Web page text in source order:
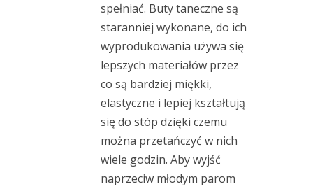
spełniać. Buty taneczne są
staranniej wykonane, do ich
wyprodukowania używa się
lepszych materiałów przez
co są bardziej miękki,
elastyczne i lepiej kształtują
się do stóp dzięki czemu
można przetańczyć w nich
wiele godzin. Aby wyjść
naprzeciw młodym parom